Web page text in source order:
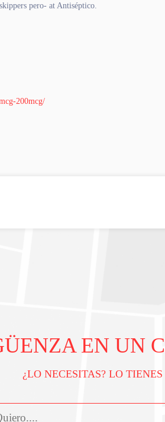
pero- at Antiséptico.
200mcg/
EN UN
¿LO NECESITAS? LO TIENES